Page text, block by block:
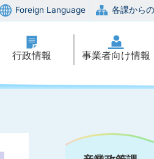
Foreign Language 各課から
行政情報 事業者向け情報